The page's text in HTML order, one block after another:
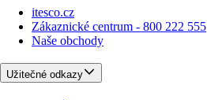
itesco.cz
Zákaznické centrum - 800 222 555
Naše obchody
Užitečné odkazy